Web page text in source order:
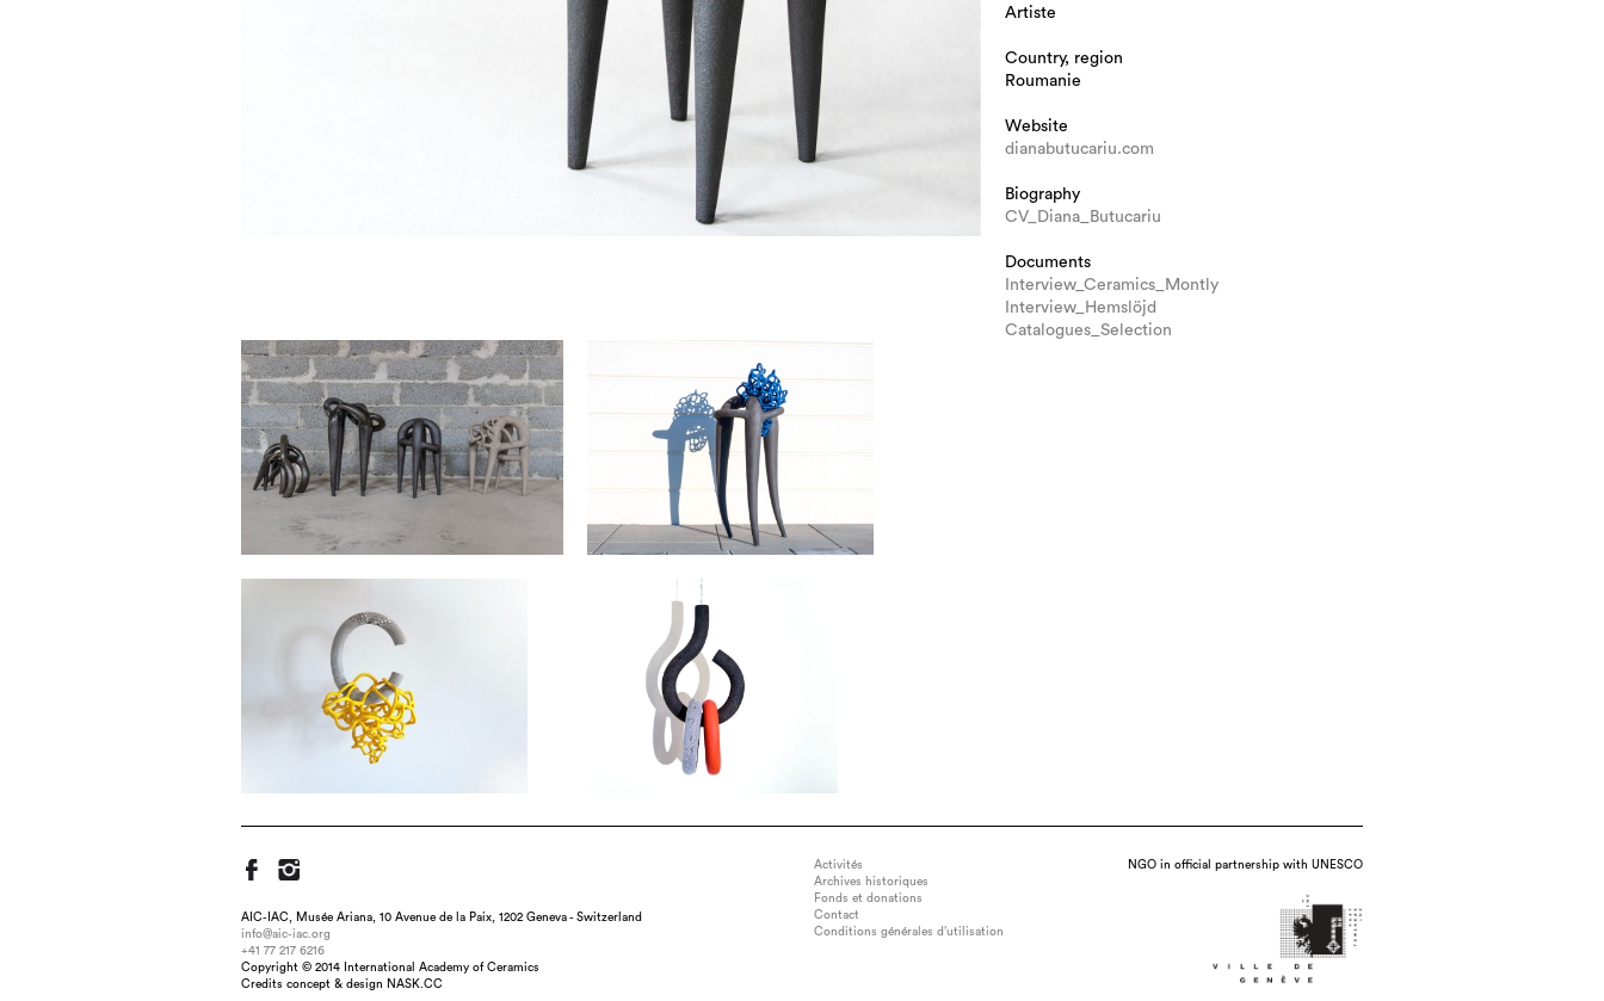
Title : Templum II, dimension : 45x30x30 cm, medium : Stoneware, technique : Hand-built and molded, 1180°C, date : 2016
Artiste
Country, region
Roumanie
Website
dianabutucariu.com
Biography
CV_Diana_Butucariu
Documents
Interview_Ceramics_Montly
Interview_Hemslöjd
Catalogues_Selection
AIC-IAC, Musée Ariana, 10 Avenue de la Paix, 1202 Geneva - Switzerland
info@aic-iac.org
+41 77 217 6216
Copyright © 2014 International Academy of Ceramics
Credits concept & design NASK.CC
Activités
Archives historiques
Fonds et donations
Contact
Conditions générales d’utilisation
NGO in official partnership with UNESCO